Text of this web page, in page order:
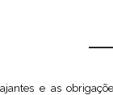
e as